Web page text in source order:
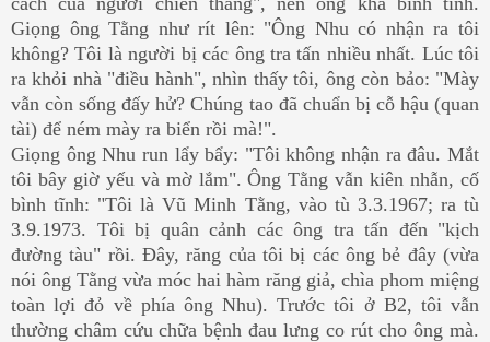
Giọng ông Tằng như rít lên: "Ông Nhu có nhận ra tôi
không? Tôi là người bị các ông tra tấn nhiều nhất. Lúc tôi
ra khỏi nhà "điều hành", nhìn thấy tôi, ông còn bảo: "Mày
vẫn còn sống đấy hử? Chúng tao đã chuẩn bị cỗ hậu (quan
tài) để ném mày ra biển rồi mà!".
Giọng ông Nhu run lẩy bẩy: "Tôi không nhận ra đâu. Mắt
tôi bây giờ yếu và mờ lắm". Ông Tằng vẫn kiên nhẫn, cố
bình tĩnh: "Tôi là Vũ Minh Tằng, vào tù 3.3.1967; ra tù
3.9.1973. Tôi bị quân cảnh các ông tra tấn đến "kịch
đường tàu" rồi. Đây, răng của tôi bị các ông bẻ đây (vừa
nói ông Tằng vừa móc hai hàm răng giả, chìa phom miệng
toàn lợi đỏ về phía ông Nhu). Trước tôi ở B2, tôi vẫn
thường châm cứu chữa bệnh đau lưng co rút cho ông mà.